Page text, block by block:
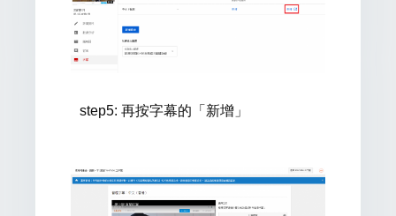
step5: 再按字幕的「新增 」